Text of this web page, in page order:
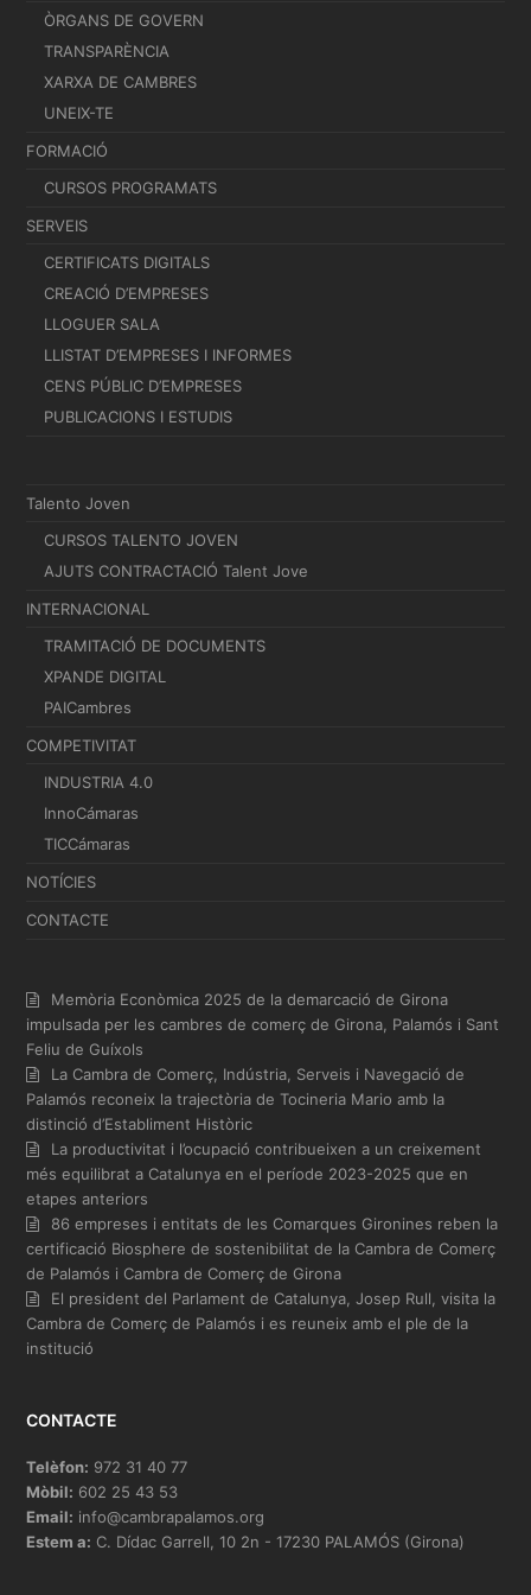
ÒRGANS DE GOVERN
TRANSPARÈNCIA
XARXA DE CAMBRES
UNEIX-TE
FORMACIÓ
CURSOS PROGRAMATS
SERVEIS
CERTIFICATS DIGITALS
CREACIÓ D’EMPRESES
LLOGUER SALA
LLISTAT D’EMPRESES I INFORMES
CENS PÚBLIC D’EMPRESES
PUBLICACIONS I ESTUDIS
Talento Joven
CURSOS TALENTO JOVEN
AJUTS CONTRACTACIÓ Talent Jove
INTERNACIONAL
TRAMITACIÓ DE DOCUMENTS
XPANDE DIGITAL
PAICambres
COMPETIVITAT
INDUSTRIA 4.0
InnoCámaras
TICCámaras
NOTÍCIES
CONTACTE
Memòria Econòmica 2025 de la demarcació de Girona
impulsada per les cambres de comerç de Girona, Palamós i Sant
Feliu de Guíxols
La Cambra de Comerç, Indústria, Serveis i Navegació de
Palamós reconeix la trajectòria de Tocineria Mario amb la
distinció d’Establiment Històric
La productivitat i l’ocupació contribueixen a un creixement
més equilibrat a Catalunya en el període 2023-2025 que en
etapes anteriors
86 empreses i entitats de les Comarques Gironines reben la
certificació Biosphere de sostenibilitat de la Cambra de Comerç
de Palamós i Cambra de Comerç de Girona
El president del Parlament de Catalunya, Josep Rull, visita la
Cambra de Comerç de Palamós i es reuneix amb el ple de la
institució
CONTACTE
Telèfon: 972 31 40 77
Mòbil: 602 25 43 53
Email: info@cambrapalamos.org
Estem a: C. Dídac Garrell, 10 2n - 17230 PALAMÓS (Girona)